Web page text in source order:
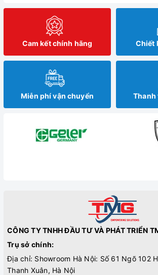
Cam kết chính hãng Chiết
Miễn phí vận chuyển Thanh
CÔNG TY TNHH ĐẦU TƯ VÀ PHÁT TRIỂN
Trụ sở chính:
Địa chỉ: Showroom Hà Nội: Số 61 Ngõ 102
Thanh Xuân, Hà Nội